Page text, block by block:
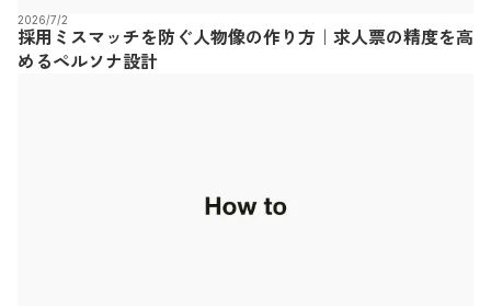
2026/7/2
採用ミスマッチを防ぐ人物像の作り方｜求人票の精度を高
めるペルソナ設計